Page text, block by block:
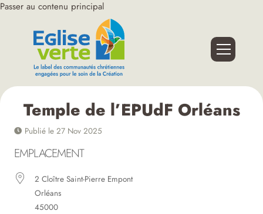
Passer au contenu principal
Temple de l’EPUdF Orléans
Publié le 27 Nov 2025
EMPLACEMENT
2 Cloître Saint-Pierre Empont
Orléans
45000